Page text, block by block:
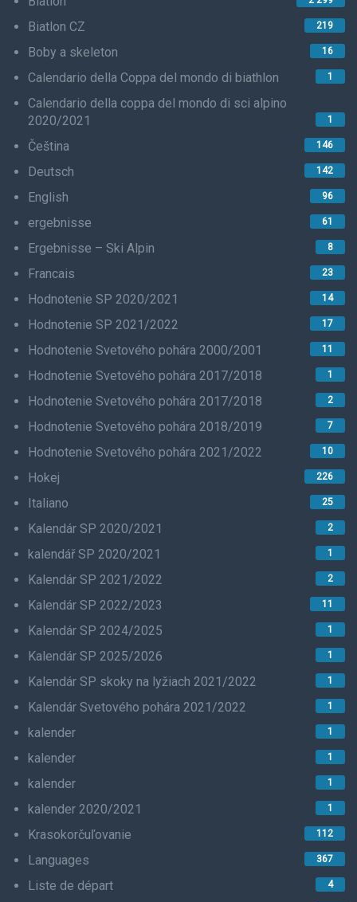
Biatlon CZ 219
Boby a skeleton 16
Calendario della Coppa del mondo di biathlon 1
Calendario della coppa del mondo di sci alpino
2020/2021
1
Čeština 146
Deutsch 142
English 96
ergebnisse 61
Ergebnisse – Ski Alpin 8
Francais 23
Hodnotenie SP 2020/2021 14
Hodnotenie SP 2021/2022 17
Hodnotenie Svetového pohára 2000/2001 11
Hodnotenie Svetového pohára 2017/2018 1
Hodnotenie Svetového pohára 2017/2018 2
Hodnotenie Svetového pohára 2018/2019 7
Hodnotenie Svetového pohára 2021/2022 10
Hokej 226
Italiano 25
Kalendár SP 2020/2021 2
kalendář SP 2020/2021 1
Kalendár SP 2021/2022 2
Kalendár SP 2022/2023 11
Kalendár SP 2024/2025 1
Kalendár SP 2025/2026 1
Kalendár SP skoky na lyžiach 2021/2022 1
Kalendár Svetového pohára 2021/2022 1
kalender 1
kalender 1
kalender 1
kalender 2020/2021 1
Krasokorčuľovanie 112
Languages 367
Liste de départ 4